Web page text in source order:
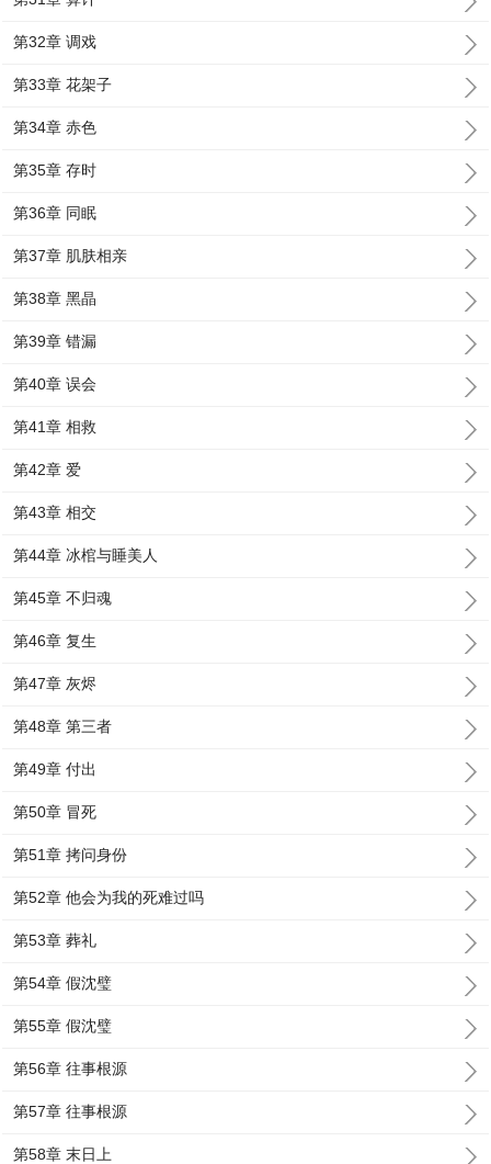
第32章 调戏
第33章 花架子
第34章 赤色
第35章 存时
第36章 同眠
第37章 肌肤相亲
第38章 黑晶
第39章 错漏
第40章 误会
第41章 相救
第42章 爱
第43章 相交
第44章 冰棺与睡美人
第45章 不归魂
第46章 复生
第47章 灰烬
第48章 第三者
第49章 付出
第50章 冒死
第51章 拷问身份
第52章 他会为我的死难过吗
第53章 葬礼
第54章 假沈璧
第55章 假沈璧
第56章 往事根源
第57章 往事根源
第58章 末日上